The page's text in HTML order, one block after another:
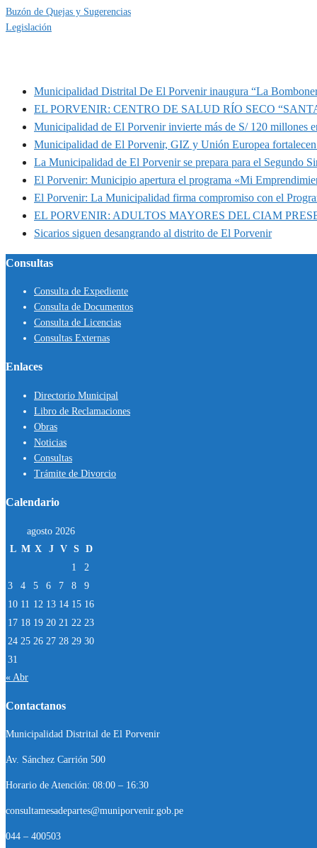
Buzón de Quejas y Sugerencias
Legislación
Municipalidad Distrital De El Porvenir inaugura “La
EL PORVENIR: CENTRO DE SALUD RÍO SECO
Municipalidad de El Porvenir invierte más de S/ 120 millones
Municipalidad de El Porvenir, GIZ y Unión Europea
La Municipalidad de El Porvenir se prepara para el Segundo
El Porvenir: Municipio apertura el programa «Mi
El Porvenir: La Municipalidad firma compromiso con el
EL PORVENIR: ADULTOS MAYORES DEL CIAM
Sicarios siguen desangrando al distrito de El Porvenir
Consultas
Consulta de Expediente
Consulta de Documentos
Consulta de Licencias
Consultas Externas
Enlaces
Directorio Municipal
Libro de Reclamaciones
Obras
Noticias
Consultas
Trámite de Divorcio
Calendario
agosto 2026
L M X J V S D
1
2
3
4 5 6 7 8
9
10 11 12 13 14 15 16
17 18 19 20 21 22 23
24 25 26 27 28 29 30
31
« Abr
Contactanos
Municipalidad Distrital de El Porvenir
Av. Sánchez Carrión 500
Horario de Atención: 08:00 – 16:30
consultamesadepartes@muniporvenir.gob.pe
044 – 400503